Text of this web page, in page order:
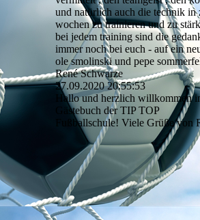
und natürlich auch die technik in
wochen zu trainieren und zu
bei jedem training sind die
immer noch bei euch - auf ein
ole smolinski und pepe
René Schwarze
27.09.2020 20:55:53
Hallo und herzlich willkommen
Gästebuch der TIP TOP
Fußballschule! Viele Grüße von